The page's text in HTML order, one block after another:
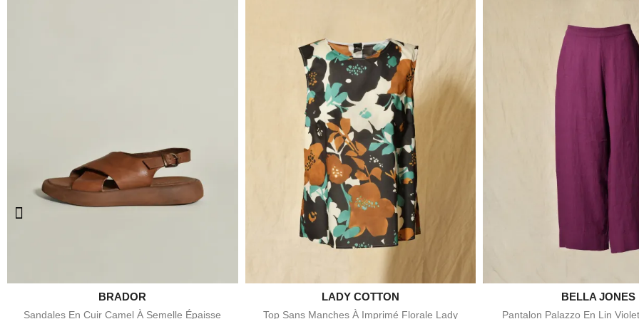
Aperçu rapide
BRADOR
Sandales En Cuir Camel À Semelle Épaisse
Aperçu rapide
LADY COTTON
Top Sans Manches À Imprimé Florale Lady
Aperçu rapide
BELLA JONES
Pantalon Palazzo En Lin